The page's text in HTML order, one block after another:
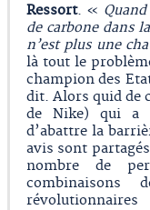
Ressort. «
de carbone dans
n’est plus une
là tout le
champion des
dit. Alors quid de
de Nike) qui a
d’abattre la
avis sont
nombre de
combinaisons